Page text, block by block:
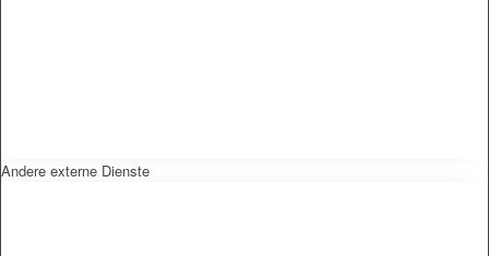
Andere externe Dienste